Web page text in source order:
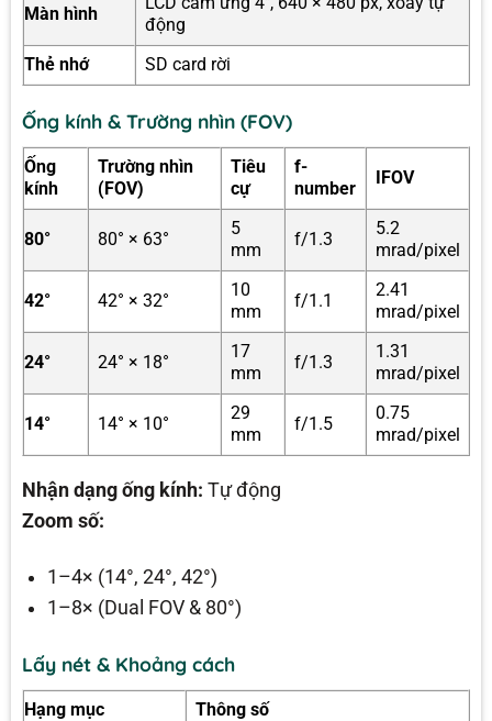
Màn hình
động
Thẻ nhớ
SD card rời
Ống kính & Trường nhìn (FOV)
Ống
kính
Trường nhìn
(FOV)
Tiêu
cự
f-
number
IFOV
80° 80° × 63°
5
mm
f/1.3
5.2
mrad/pixel
42° 42° × 32°
10
mm
f/1.1
2.41
mrad/pixel
24° 24° × 18°
17
mm
f/1.3
1.31
mrad/pixel
14° 14° × 10°
29
mm
f/1.5
0.75
mrad/pixel
Nhận dạng ống kính: Tự động
Zoom số:
1–4× (14°, 24°, 42°)
1–8× (Dual FOV & 80°)
Lấy nét & Khoảng cách
Hạng mục Thông số